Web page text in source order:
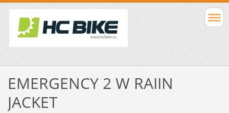
EMERGENCY 2 W RAIIN
JACKET